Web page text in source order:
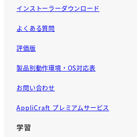
インストーラーダウンロード
よくある質問
評価版
製品別動作環境・OS対応表
お問い合わせ
AppliCraft プレミアムサービス
学習